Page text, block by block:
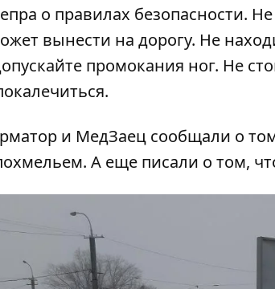
о правилах безопасности.
вынести на дорогу. Не
промокания ног. Не
и МедЗаец сообщали о
. А еще писали о том,